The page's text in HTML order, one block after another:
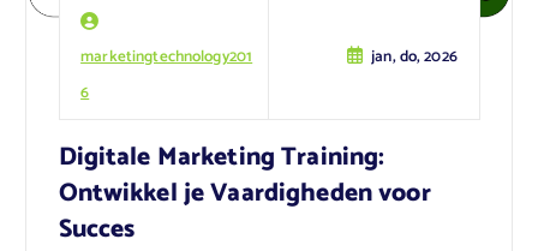
marketingtechnology201
6
jan, do, 2026
Digitale Marketing Training:
Ontwikkel je Vaardigheden voor
Succes